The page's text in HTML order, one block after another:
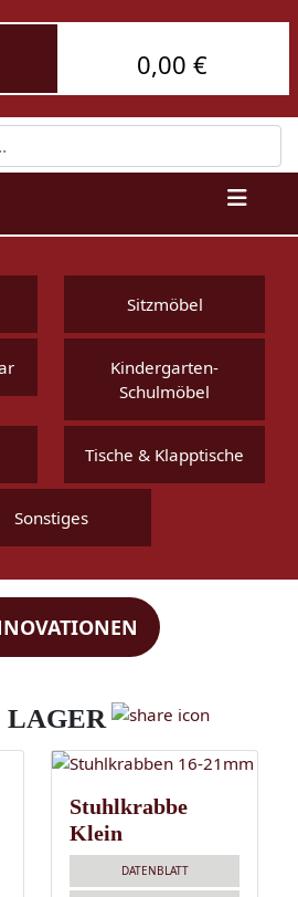
0,00 €
Sitzmöbel
Kindergarten-
Schulmöbel
Tische & Klapptische
Sonstiges
LAGER
Stuhlkrabbe
Klein
DATENBLATT